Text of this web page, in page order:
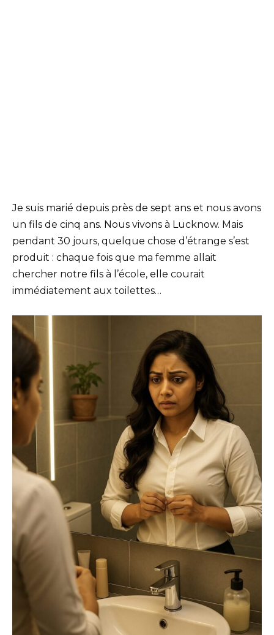
Je suis marié depuis près de sept ans et nous avons
un fils de cinq ans. Nous vivons à Lucknow. Mais
pendant 30 jours, quelque chose d’étrange s’est
produit : chaque fois que ma femme allait
chercher notre fils à l’école, elle courait
immédiatement aux toilettes…